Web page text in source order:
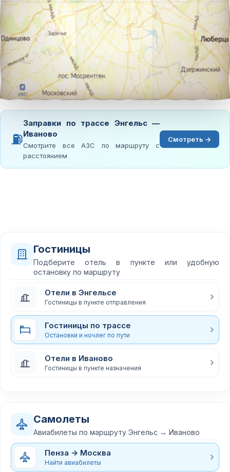
⛽
Заправки по трассе Энгельс —
Иваново
Смотрите все АЗС по маршруту с
расстоянием
Смотреть →
Гостиницы
Подберите отель в пункте или удобную
остановку по маршруту
Отели в Энгельсе
Гостиницы в пункте отправления
Гостиницы по трассе
Остановки и ночлег по пути
Отели в Иваново
Гостиницы в пункте назначения
Самолеты
Авиабилеты по маршруту Энгельс → Иваново
Пенза → Москва
Найти авиабилеты